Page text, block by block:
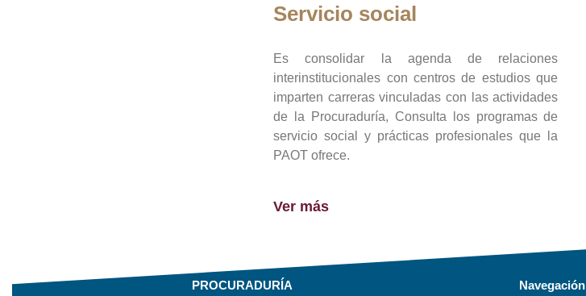
Servicio social
Es consolidar la agenda de relaciones
interinstitucionales con centros de estudios que
imparten carreras vinculadas con las actividades
de la Procuraduría, Consulta los programas de
servicio social y prácticas profesionales que la
PAOT ofrece.
Ver más
PROCURADURÍA Navegación